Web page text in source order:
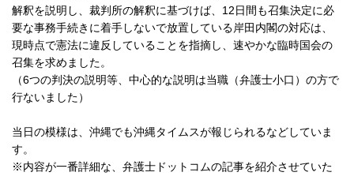
解釈を説明し、裁判所の解釈に基づけば、12日間も召集決定に必
要な事務手続きに着手しないで放置している岸田内閣の対応は、
現時点で憲法に違反していることを指摘し、速やかな臨時国会の
召集を求めました。
（6つの判決の説明等、中心的な説明は当職（弁護士小口）の方で
行ないました）
当日の模様は、沖縄でも沖縄タイムスが報じられるなどしていま
す。
※内容が一番詳細な、弁護士ドットコムの記事を紹介させていた